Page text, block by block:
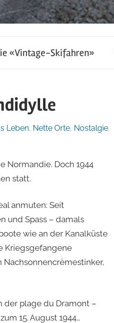
«Vintage-Skifahren»
Leben, Nette Orte, Nostalgie,
Normandie. Doch 1944
statt.
anmuten: Seit
und Spass – damals
wie an der Kanalküste
Kriegsgefangene
der plage du Dramont –
15. August 1944…